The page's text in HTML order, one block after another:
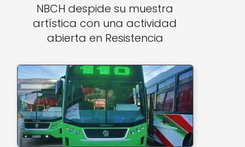
NBCH despide su muestra
artística con una actividad
abierta en Resistencia